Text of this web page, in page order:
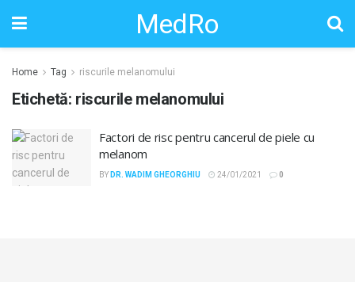
MedRo
Home Tag riscurile melanomului
Etichetă: riscurile melanomului
Factori de risc pentru cancerul de piele cu
melanom
BY DR. WADIM GHEORGHIU 24/01/2021 0